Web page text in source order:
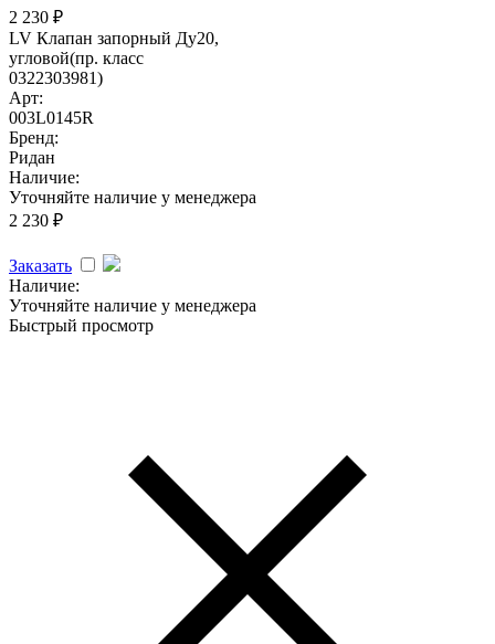
2 230 ₽
LV Клапан запорный Ду20,
угловой(пр. класс
0322303981)
Арт:
003L0145R
Бренд:
Ридан
Наличие:
Уточняйте наличие у менеджера
2 230 ₽
Заказать
Наличие:
Уточняйте наличие у менеджера
Быстрый просмотр